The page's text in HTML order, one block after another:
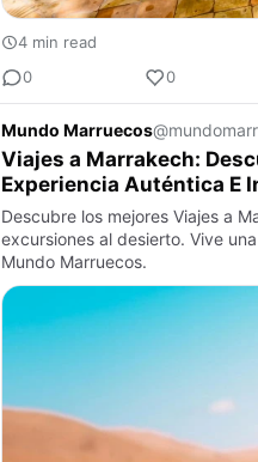
4 min read
0
0
Mundo Marruecos
Viajes a Marrakech:
Experiencia Auténtica E
Descubre los mejores Viajes a
excursiones al desierto. Vive
Mundo Marruecos.